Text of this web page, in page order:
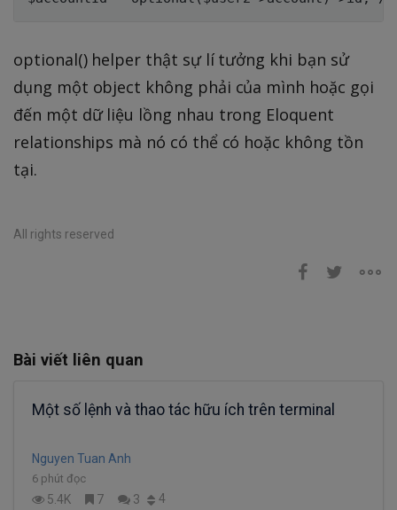
optional() helper thật sự lí tưởng khi bạn sử
dụng một object không phải của mình hoặc gọi
đến một dữ liệu lồng nhau trong Eloquent
relationships mà nó có thể có hoặc không tồn
tại.
All rights reserved
Bài viết liên quan
Một số lệnh và thao tác hữu ích trên terminal
Nguyen Tuan Anh
6 phút đọc
5.4K 7 3 4